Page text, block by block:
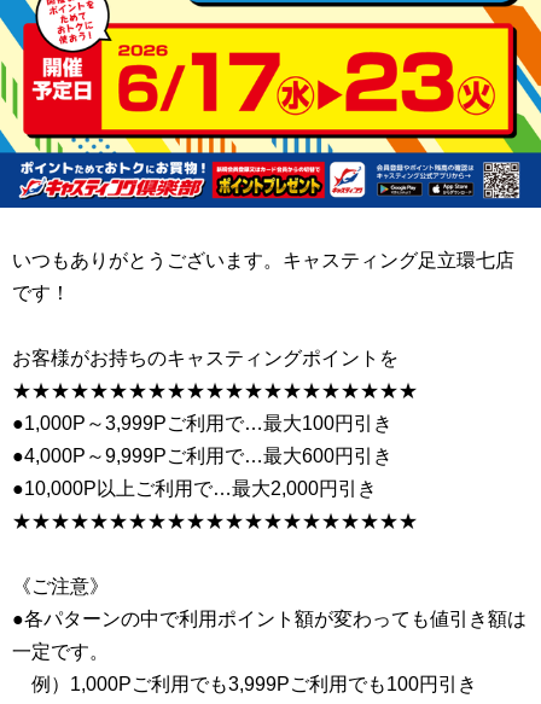
いつもありがとうございます。キャスティング足立環七店
です！
お客様がお持ちのキャスティングポイントを
★★★★★★★★★★★★★★★★★★★★★
●1,000P～3,999Pご利用で…最大100円引き
●4,000P～9,999Pご利用で…最大600円引き
●10,000P以上ご利用で…最大2,000円引き
★★★★★★★★★★★★★★★★★★★★★
《ご注意》
●各パターンの中で利用ポイント額が変わっても値引き額は
一定です。
例）1,000Pご利用でも3,999Pご利用でも100円引き